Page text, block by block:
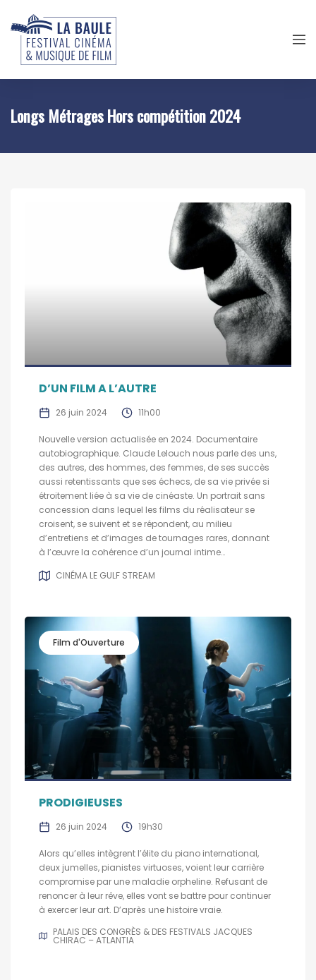
Longs Métrages Hors compétition 2024
D’UN FILM A L’AUTRE
26 juin 2024 11h00
Nouvelle version actualisée en 2024. Documentaire
autobiographique. Claude Lelouch nous parle des uns,
des autres, des hommes, des femmes, de ses succès
aussi retentissants que ses échecs, de sa vie privée si
étroitement liée à sa vie de cinéaste. Un portrait sans
concession dans lequel les films du réalisateur se
croisent, se suivent et se répondent, au milieu
d’entretiens et d’images de tournages rares, donnant
à l’œuvre la cohérence d’un journal intime…
CINÉMA LE GULF STREAM
Film d'Ouverture
PRODIGIEUSES
26 juin 2024 19h30
Alors qu’elles intègrent l’élite du piano international,
deux jumelles, pianistes virtuoses, voient leur carrière
compromise par une maladie orpheline. Refusant de
renoncer à leur rêve, elles vont se battre pour continuer
à exercer leur art. D’après une histoire vraie.
PALAIS DES CONGRÈS & DES FESTIVALS JACQUES
CHIRAC – ATLANTIA